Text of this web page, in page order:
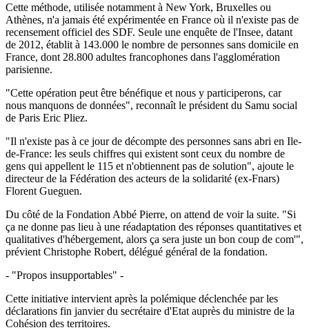
Cette méthode, utilisée notamment à New York, Bruxelles ou
Athènes, n'a jamais été expérimentée en France où il n'existe pas de
recensement officiel des SDF. Seule une enquête de l'Insee, datant
de 2012, établit à 143.000 le nombre de personnes sans domicile en
France, dont 28.800 adultes francophones dans l'agglomération
parisienne.
"Cette opération peut être bénéfique et nous y participerons, car
nous manquons de données", reconnaît le président du Samu social
de Paris Eric Pliez.
"Il n'existe pas à ce jour de décompte des personnes sans abri en Ile-
de-France: les seuls chiffres qui existent sont ceux du nombre de
gens qui appellent le 115 et n'obtiennent pas de solution", ajoute le
directeur de la Fédération des acteurs de la solidarité (ex-Fnars)
Florent Gueguen.
Du côté de la Fondation Abbé Pierre, on attend de voir la suite. "Si
ça ne donne pas lieu à une réadaptation des réponses quantitatives et
qualitatives d'hébergement, alors ça sera juste un bon coup de com'",
prévient Christophe Robert, délégué général de la fondation.
- "Propos insupportables" -
Cette initiative intervient après la polémique déclenchée par les
déclarations fin janvier du secrétaire d'Etat auprès du ministre de la
Cohésion des territoires.